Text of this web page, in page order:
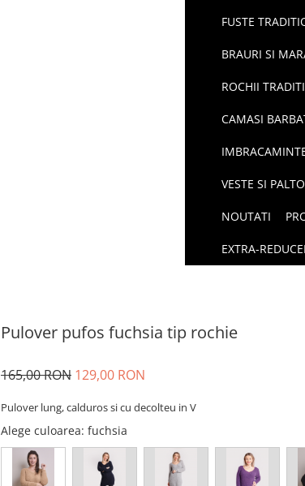
FUSTE
BRAURI SI
ROCHII
CAMASI
VESTE SI
NOUTATI
EXTRA-
Pulover pufos fuchsia tip rochie
165,00 RON 129,00 RON
Pulover lung, calduros si cu decolteu in V
Alege culoarea: fuchsia